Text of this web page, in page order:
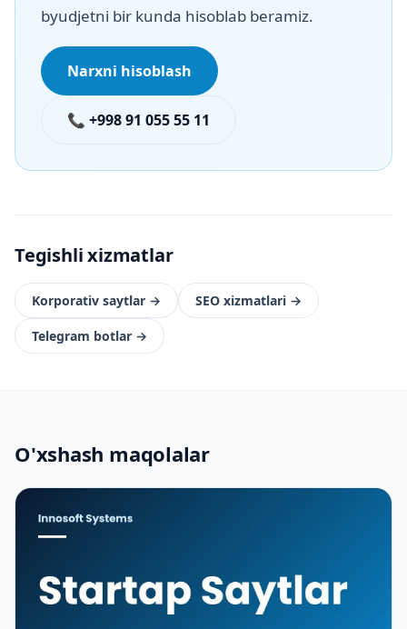
byudjetni bir kunda hisoblab beramiz.
Narxni hisoblash
📞 +998 91 055 55 11
Tegishli xizmatlar
Korporativ saytlar → SEO xizmatlari →
Telegram botlar →
O'xshash maqolalar